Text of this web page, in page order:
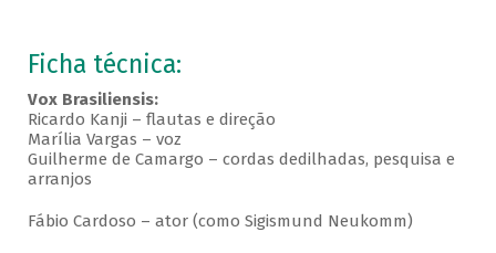
Ficha técnica:
Vox Brasiliensis:
Ricardo Kanji – flautas e direção
Marília Vargas – voz
Guilherme de Camargo – cordas dedilhadas, pesquisa e
arranjos
Fábio Cardoso – ator (como Sigismund Neukomm)